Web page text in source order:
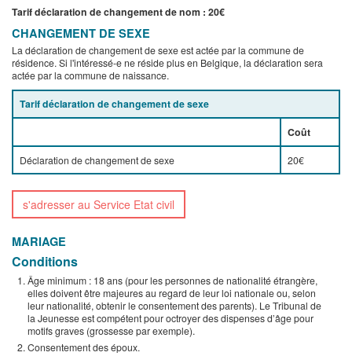
Tarif déclaration de changement de nom : 20€
CHANGEMENT DE SEXE
La déclaration de changement de sexe est actée par la commune de
résidence. Si l'intéressé-e ne réside plus en Belgique, la déclaration sera
actée par la commune de naissance.
Tarif déclaration de changement de sexe
Coût
Déclaration de changement de sexe 20€
s'adresser au Service Etat civil
MARIAGE
Conditions
Âge minimum : 18 ans (pour les personnes de nationalité étrangère,
elles doivent être majeures au regard de leur loi nationale ou, selon
leur nationalité, obtenir le consentement des parents). Le Tribunal de
la Jeunesse est compétent pour octroyer des dispenses d’âge pour
motifs graves (grossesse par exemple).
Consentement des époux.